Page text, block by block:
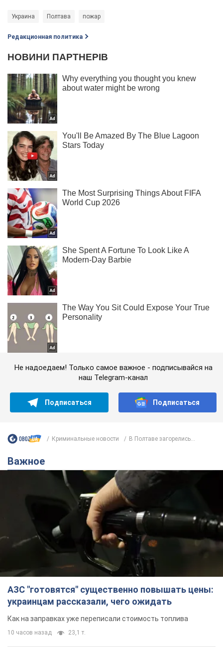
Украина Полтава пожар
Редакционная политика
Не надоедаем! Только самое важное - подписывайся на
наш Telegram-канал
Подписаться Подписаться
Криминальные новости В Полтаве загорелись...
Важное
АЗС "готовятся" существенно повышать цены:
украинцам рассказали, чего ожидать
Как на заправках уже переписали стоимость топлива
10 часов назад 23,1 т.